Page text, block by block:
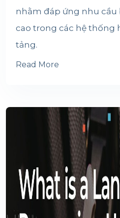
nhằm đáp ứng nhu cầu
cao trong các hệ thống
tảng.
Read More